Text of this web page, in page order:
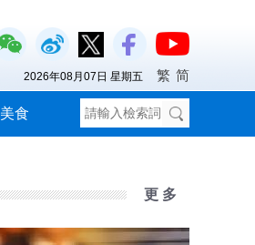
美食
2026年08月07日 星期五 繁 简
更 多